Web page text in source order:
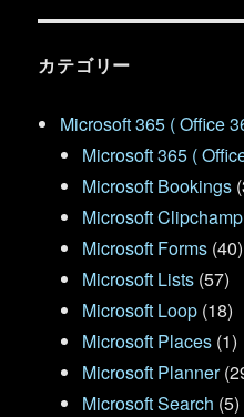
カテゴリー
Microsoft 365 ( Office
Microsoft 365 (
Microsoft Bookings
Microsoft Clipchamp
Microsoft Forms (40)
Microsoft Lists (57)
Microsoft Loop (18)
Microsoft Places (1)
Microsoft Planner
Microsoft Search (5)